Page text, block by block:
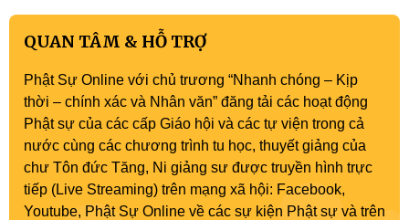
QUAN TÂM & HỖ TRỢ
Phật Sự Online với chủ trương “Nhanh chóng – Kịp
thời – chính xác và Nhân văn” đăng tải các hoạt động
Phật sự của các cấp Giáo hội và các tự viện trong cả
nước cùng các chương trình tu học, thuyết giảng của
chư Tôn đức Tăng, Ni giảng sư được truyền hình trực
tiếp (Live Streaming) trên mạng xã hội: Facebook,
Youtube, Phật Sự Online về các sự kiện Phật sự và trên